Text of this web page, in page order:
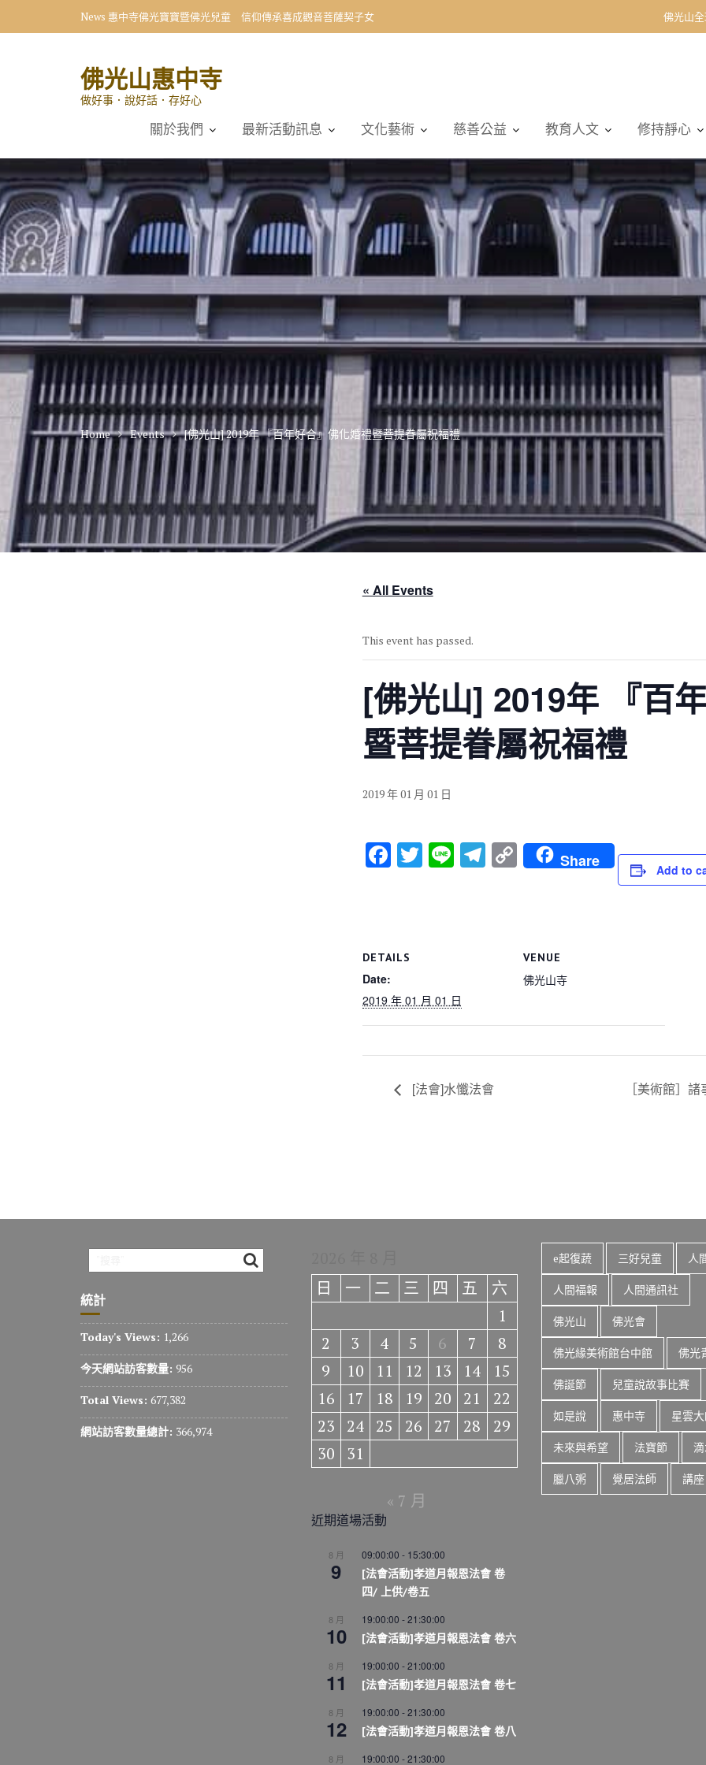
News 惠中寺佛光寶寶暨佛光兒童 信仰傳承喜成觀音菩薩契子女 佛光山
佛光山惠中寺
做好事．說好話．存好心
關於我們 最新活動訊息 文化藝術 慈善公益 教育人文 修持靜心
Home Events [佛光山] 2019年 『百年好合』佛化婚禮暨菩提眷屬祝福禮
« All Events
This event has passed.
[佛光山] 2019年 『百
暨菩提眷屬祝福禮
2019 年 01 月 01 日
F
b
o
k
T Li T C
o
Li
n
Share Add to
DETAILS
Date:
2019 年 01 月 01 日
VENUE
佛光山寺
[法會]水懺法會 ［美術館］
統計
Today's Views: 1,266
今天網站訪客數量: 956
Total Views: 677,382
網站訪客數量總計: 366,974
日
一 二 三 四 五
六
1
2
3 4 5 6 7
8
9
10 11 12 13 14
15
16
17 18 19 20 21
22
23
24 25 26 27 28
29
30
31
« 7 月
近期道場活動
8 月
9
09:00:00 - 15:30:00
[法會活動]孝道月報恩法會 卷
四/ 上供/卷五
8 月
10
19:00:00 -21:30:00
[法會活動]孝道月報恩法會 卷六
8 月
11
19:00:00 -21:00:00
[法會活動]孝道月報恩法會 卷七
8 月
12
19:00:00 -21:30:00
[法會活動]孝道月報恩法會 卷八
8 月 19:00:00 -21:30:00
e起復蔬 三好兒童 人
人間福報 人間通訊社
佛光山 佛光會
佛光緣美術館台中館 佛光
佛誕節 兒童說故事比賽
如是說 惠中寺 星雲
未來與希望 法寶節
臘八粥 覺居法師 講座